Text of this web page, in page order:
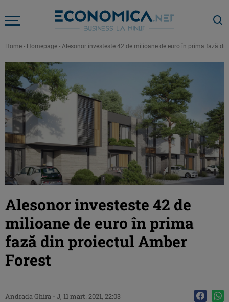
Home - Homepage - Alesonor investeste 42 de milioane de euro în prima fază
Alesonor investeste 42 de
milioane de euro în prima
fază din proiectul Amber
Forest
Andrada Ghira - J, 11 mart. 2021, 22:03